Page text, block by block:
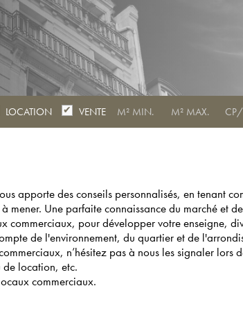
LOCATION VENTE
apporte des conseils personnalisés, en tenant
Une parfaite connaissance du marché et
pour développer votre enseigne,
de l'environnement, du quartier et de
n’hésitez pas à nous les signaler lors
de location, etc.
commerciaux.